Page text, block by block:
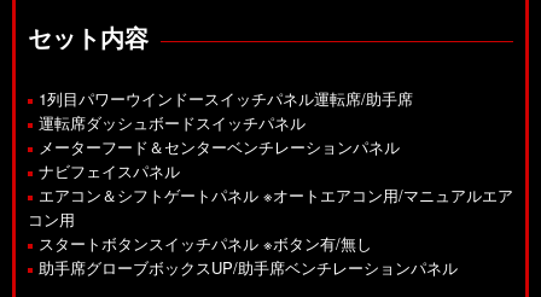
セット内容
1列目パワーウインドースイッチパネル運転席/助手席
運転席ダッシュボードスイッチパネル
メーターフード＆センターベンチレーションパネル
ナビフェイスパネル
エアコン＆シフトゲートパネル ※オートエアコン用/マニュアルエア
コン用
スタートボタンスイッチパネル ※ボタン有/無し
助手席グローブボックスUP/助手席ベンチレーションパネル